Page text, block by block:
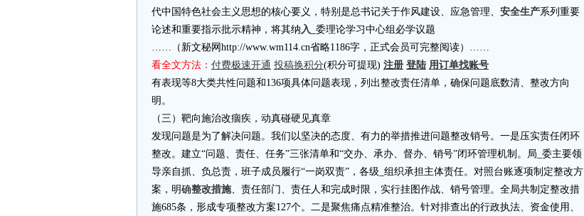
代中国特色社会主义思想的核心要义，特别是总书记关于作风建设、应急管理、 安全生产系列重要
论述和重要指示批示精神，将其纳入_ 委理论学习中心组必学议题
……（新文秘网http://www.wm114.cn省略1186字，正式会员可完整阅读）……
看全文方法： 付费极速开通 投稿换积分(积分可提现) 注册 登陆 用订单找账号
有表现等8大类共性问题和136项具体问题表现，列出整改责任清单，确保问题底数清、整改方向
明。
（三）靶向施治改痼疾，动真碰硬见真章
发现问题是为了解决问题。我们以坚决的态度、有力的举措推进问题整改销号。一是压实责任闭环
整改。建立“问题、责任、任务”三张清单和“交办、承办、督办、销号”闭环管理机制。局_委主要领
导亲自抓、负总责，班子成员履行“一岗双责”，各级_组织承担主体责任。对照台账逐项制定整改方
案，明确整改措施、责任部门、责任人和完成时限，实行挂图作战、销号管理。全局共制定整改措
施685条，形成专项整改方案127个。二是聚焦痛点精准整治。针对排查出的行政执法、资金使用、